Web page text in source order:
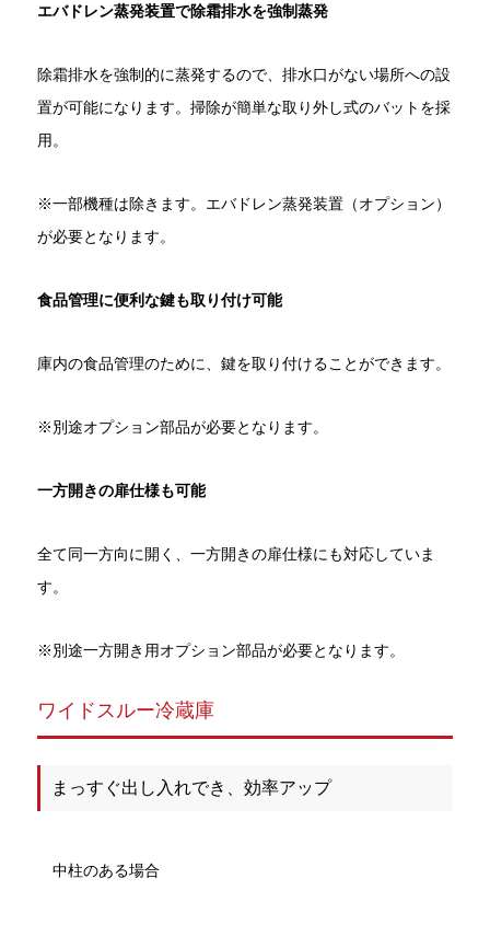
エバドレン蒸発装置で除霜排水を強制蒸発
除霜排水を強制的に蒸発するので、排水口がない場所への設
置が可能になります。掃除が簡単な取り外し式のバットを採
用。
※一部機種は除きます。エバドレン蒸発装置（オプション）
が必要となります。
食品管理に便利な鍵も取り付け可能
庫内の食品管理のために、鍵を取り付けることができます。
※別途オプション部品が必要となります。
一方開きの扉仕様も可能
全て同一方向に開く、一方開きの扉仕様にも対応していま
す。
※別途一方開き用オプション部品が必要となります。
ワイドスルー冷蔵庫
まっすぐ出し入れでき、効率アップ
中柱のある場合